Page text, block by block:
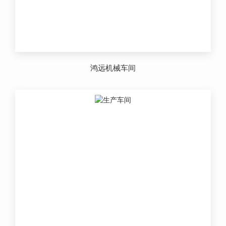
鸿远机械车间